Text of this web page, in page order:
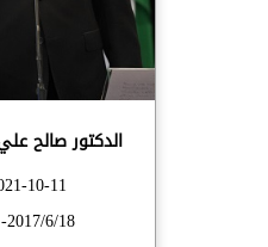
الدكتور صالح
2017/6/18- 2018/6/14